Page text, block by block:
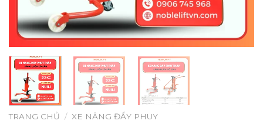
TRANG CHỦ / XE NÂNG ĐẨY PHUY